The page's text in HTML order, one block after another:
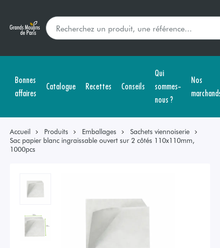
Bonnes
affaires
Catalogue Recettes Conseils
Qui
sommes-
nous ?
Nos
Accueil Produits Emballages
Sachets viennoiserie
Sac papier blanc ingraissable ouvert sur 2 côtés 110x110mm,
1000pcs